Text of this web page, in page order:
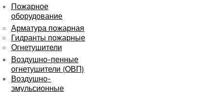
Пожарное
оборудование
Арматура пожарная
Гидранты пожарные
Огнетушители
Воздушно-пенные
огнетушители (ОВП)
Воздушно-
эмульсионные